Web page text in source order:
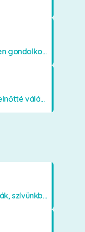
Akasztófa – közösen gondolkodva
Gyermekkortól a felnőtté válásig
Színpadon a kollégák, szívünkben a lakók